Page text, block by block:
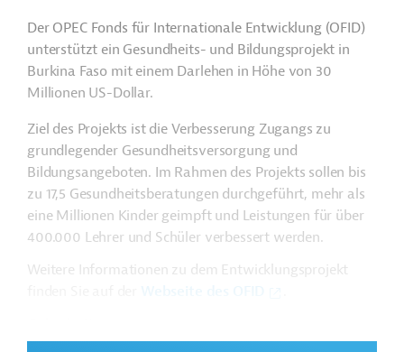
Der OPEC Fonds für Internationale Entwicklung (OFID)
unterstützt ein Gesundheits- und Bildungsprojekt in
Burkina Faso mit einem Darlehen in Höhe von 30
Millionen US-Dollar.
Ziel des Projekts ist die Verbesserung Zugangs zu
grundlegender Gesundheitsversorgung und
Bildungsangeboten. Im Rahmen des Projekts sollen bis
zu 17,5 Gesundheitsberatungen durchgeführt, mehr als
eine Millionen Kinder geimpft und Leistungen für über
400.000 Lehrer und Schüler verbessert werden.
Weitere Informationen zu dem Entwicklungsprojekt
30 Millionen US-Dollar (Darlehen)